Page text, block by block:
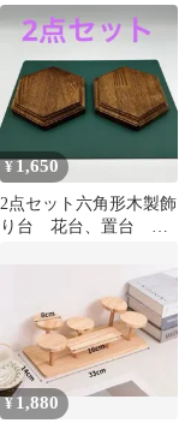
納 インテリア おしゃれ
3段
¥1,650
2点セット六角形木製飾
り台 花台、置台 台
¥ 1,880